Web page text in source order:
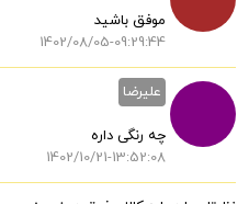
موفق باشید
1402/08/05-09:29:44
علیرضا
چه رنگی داره
1402/10/21-13:52:08